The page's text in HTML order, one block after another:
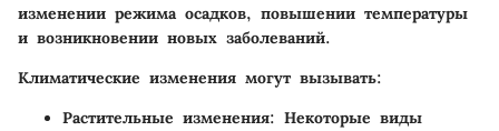
изменении режима осадков, повышении температуры
и возникновении новых заболеваний.
Климатические изменения могут вызывать:
Растительные изменения: Некоторые виды